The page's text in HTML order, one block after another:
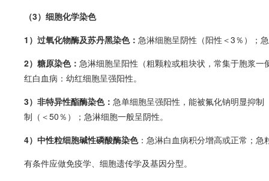
（3）细胞化学染色
1）过氧化物酶及苏丹黑染色： 急淋细胞呈阴性（阳性＜3％）；
2）糖原染色： 急淋细胞呈阳性（粗颗粒或粗块状，常集于胞浆
红白血病 ：幼红细胞呈强阳性。
3）非特异性酯酶染色： 急单细胞呈强阳性，能被氟化钠明显抑
制（＜50％）；急淋细胞一般呈阴性。
4）中性粒细胞碱性磷酸酶染色：急淋白血病积分增高或正常；急
有条件应做免疫学、细胞遗传学及基因分型。